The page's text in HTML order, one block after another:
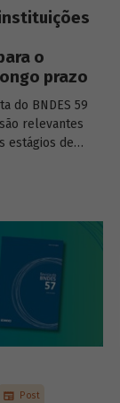
o
prazo
do BNDES 59
relevantes
estágios de
momentos de
e acesse o
Post